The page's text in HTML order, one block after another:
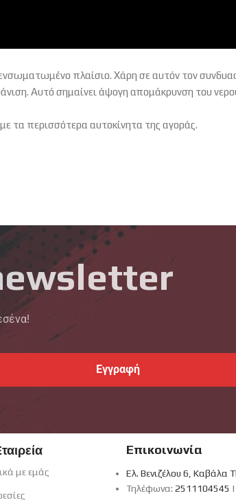
πλαίσιο. Χάρη σε αυτόν τον
Αυτό σημαίνει άψογη απομάκρυνση του
τα περισσότερα αυτοκίνητα της αγοράς.
με εμάς
Επικοινωνία
Ελ. Βενιζέλου 6, Καβάλα
Τηλέφωνα: 2511104545 |